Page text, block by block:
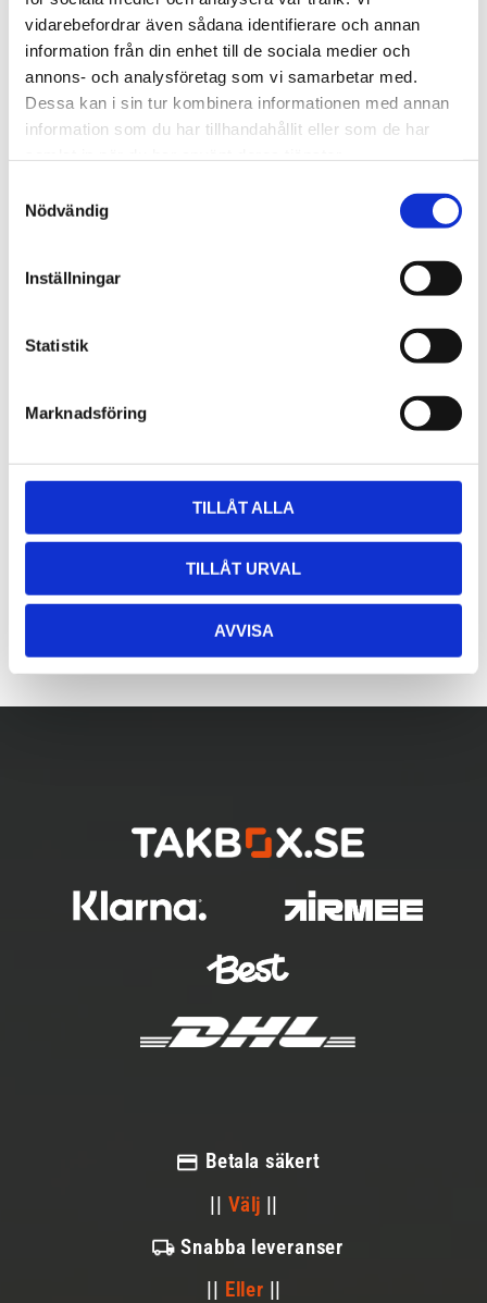
vidarebefordrar även sådana identifierare och annan
information från din enhet till de sociala medier och
annons- och analysföretag som vi samarbetar med.
Dessa kan i sin tur kombinera informationen med annan
information som du har tillhandahållit eller som de har
Nödvändig
Inställningar
Statistik
Marknadsföring
TILLÅT ALLA
TILLÅT URVAL
AVVISA
Lättmonterad
lasthållarfot för Thule Evo-
takräcken, för fordon med
integrerad reling.
1 795 kr
1 975 kr
720600
Lättmonterad
lasthållarfot för Thule
Edge-takräcken, för
fordon med integrerad
reling.
2 525kr
2 635kr
Betala säkert
|| Välj ||
Snabba leveranser
|| Eller ||